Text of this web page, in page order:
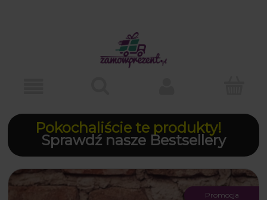
Pokochaliście te produkty!
Sprawdź nasze Bestsellery
Promocja